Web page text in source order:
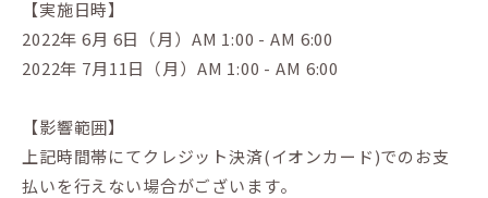
【実施日時】
2022年 6月 6日（月）AM 1:00 - AM 6:00
2022年 7月11日（月）AM 1:00 - AM 6:00
【影響範囲】
上記時間帯にてクレジット決済(イオンカード)でのお支
払いを行えない場合がございます。